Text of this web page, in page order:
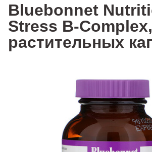
Bluebonnet
Stress B-
растительных